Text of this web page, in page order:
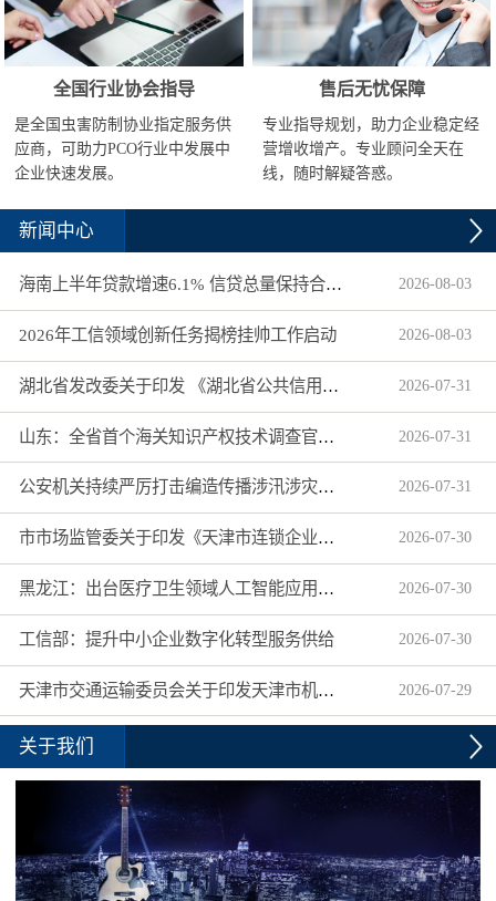
全国行业协会指导
是全国虫害防制协业指定服务供
应商，可助力PCO行业中发展中
企业快速发展。
售后无忧保障
专业指导规划，助力企业稳定经
营增收增产。专业顾问全天在
线，随时解疑答惑。
新闻中心
海南上半年贷款增速6.1% 信贷总量保持合理平稳增长 2026-08-03
2026年工信领域创新任务揭榜挂帅工作启动 2026-08-03
湖北省发改委关于印发 《湖北省公共信用信息目录（2026年版）》的通知 2026-07-31
山东：全省首个海关知识产权技术调查官制度落地济南自贸片区 2026-07-31
公安机关持续严厉打击编造传播涉汛涉灾网络谣言 2026-07-31
市市场监管委关于印发《天津市连锁企业食品经营许可“先证后核”信用承诺审批实施办法》的通知 2026-07-30
黑龙江：出台医疗卫生领域人工智能应用工作实施方案 2026-07-30
工信部：提升中小企业数字化转型服务供给 2026-07-30
天津市交通运输委员会关于印发天津市机动车驾驶员培训机构及教练员综合信用评价管理办法的通知 2026-07-29
关于我们